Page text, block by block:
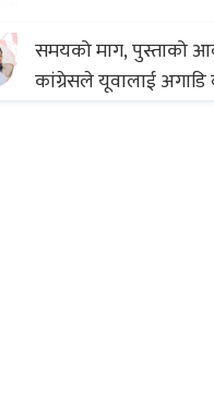
समयको माग, पुस्ताको
कांग्रेसले यूवालाई